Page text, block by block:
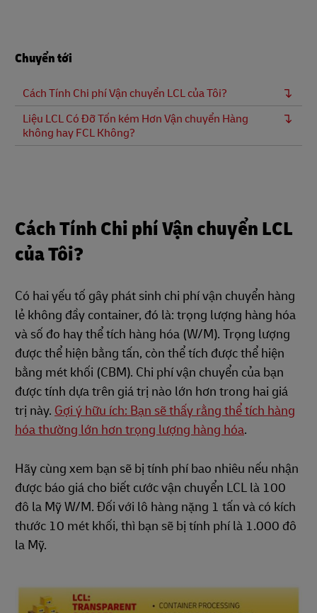
Chuyển tới
Cách Tính Chi phí Vận chuyển LCL của Tôi?
Liệu LCL Có Đỡ Tốn kém Hơn Vận chuyển Hàng
không hay FCL Không?
Cách Tính Chi phí Vận chuyển LCL
của Tôi?
Có hai yếu tố gây phát sinh chi phí vận chuyển hàng
lẻ không đầy container, đó là: trọng lượng hàng hóa
và số đo hay thể tích hàng hóa (W/M). Trọng lượng
được thể hiện bằng tấn, còn thể tích được thể hiện
bằng mét khối (CBM). Chi phí vận chuyển của bạn
được tính dựa trên giá trị nào lớn hơn trong hai giá
trị này. Gợi ý hữu ích: Bạn sẽ thấy rằng thể tích hàng
hóa thường lớn hơn trọng lượng hàng hóa.
Hãy cùng xem bạn sẽ bị tính phí bao nhiêu nếu nhận
được báo giá cho biết cước vận chuyển LCL là 100
đô la Mỹ W/M. Đối với lô hàng nặng 1 tấn và có kích
thước 10 mét khối, thì bạn sẽ bị tính phí là 1.000 đô
la Mỹ.